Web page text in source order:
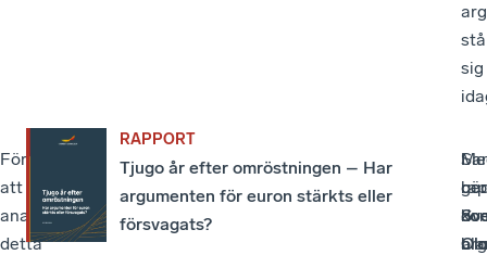
sig
För
att
analysera
detta
RAPPORT
Tjugo år efter omröstningen – Har
argumenten för euron stärkts eller
försvagats?
I
gör